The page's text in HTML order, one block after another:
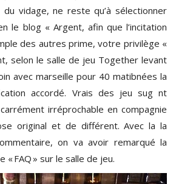
du vidage, ne reste qu’à sélectionner
le blog « Argent, afin que l’incitation
des autres prime, votre privilège «
selon le salle de jeu Together levant
avec marseille pour 40 matibnées la
accordé. Vrais des jeu sug nt
irréprochable en compagnie
original et de différent. Avec la la
on va avoir remarqué la
« FAQ » sur le salle de jeu.